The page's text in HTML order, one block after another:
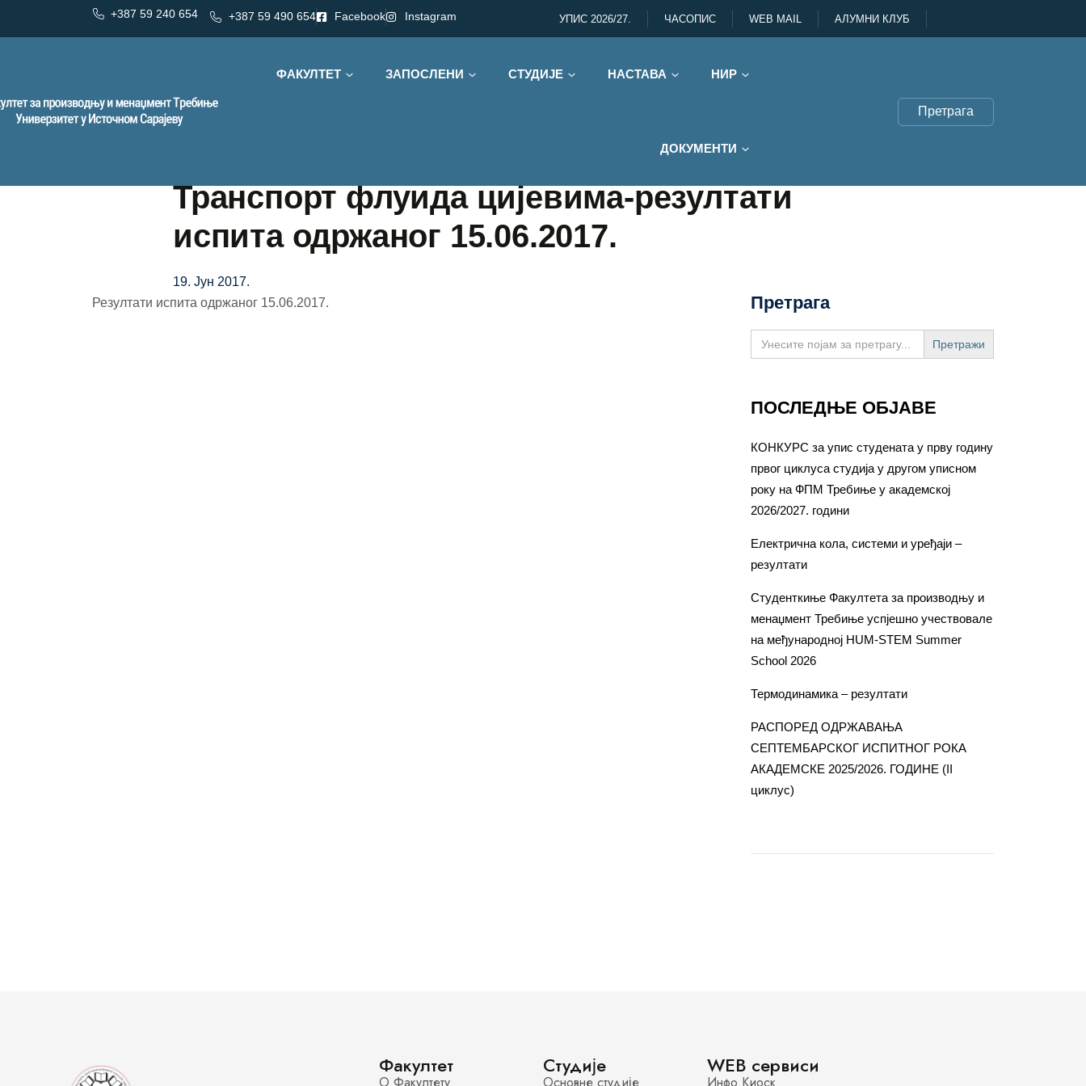
+387 59 240 654 +387 59 490 654 Facebook Instagram УПИС 2026/27. ЧАСОПИС WEB MAIL АЛУМНИ КЛУБ
ФАКУЛТЕТ ЗАПОСЛЕНИ СТУДИЈЕ НАСТАВА НИР
ДОКУМЕНТИ
Претрага
Транспорт флуида цијевима-резултати
испита одржаног 15.06.2017.
19. Јун 2017.
Резултати испита одржаног 15.06.2017.
Претрага
Search
for:
ПОСЛЕДЊЕ ОБЈАВЕ
КОНКУРС за упис студената у прву годину
првог циклуса студија у другом уписном
року на ФПМ Требиње у академској
2026/2027. години
Електрична кола, системи и уређаји –
резултати
Студенткиње Факултета за производњу и
менаџмент Требиње успјешно учествовале
на међународној HUM-STEM Summer
School 2026
Термодинамика – резултати
РАСПОРЕД ОДРЖАВАЊА
СЕПТЕМБАРСКОГ ИСПИТНОГ РОКА
АКАДЕМСКЕ 2025/2026. ГОДИНЕ (II
циклус)
Факултет Студије WEB сервиси